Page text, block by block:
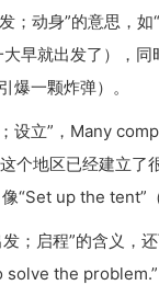
；动身”的意思，
早就出发了），同
爆一颗炸弹）。
设立”，Many
个地区已经建立了
“Set up the tent”
；启程”的含义，
solve the